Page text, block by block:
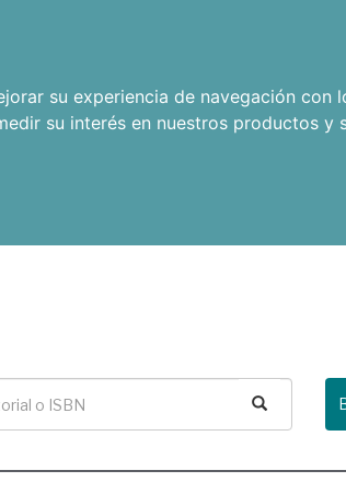
su experiencia de navegación con
su interés en nuestros productos y